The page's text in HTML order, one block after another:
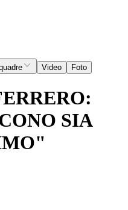
Video Foto
SIA